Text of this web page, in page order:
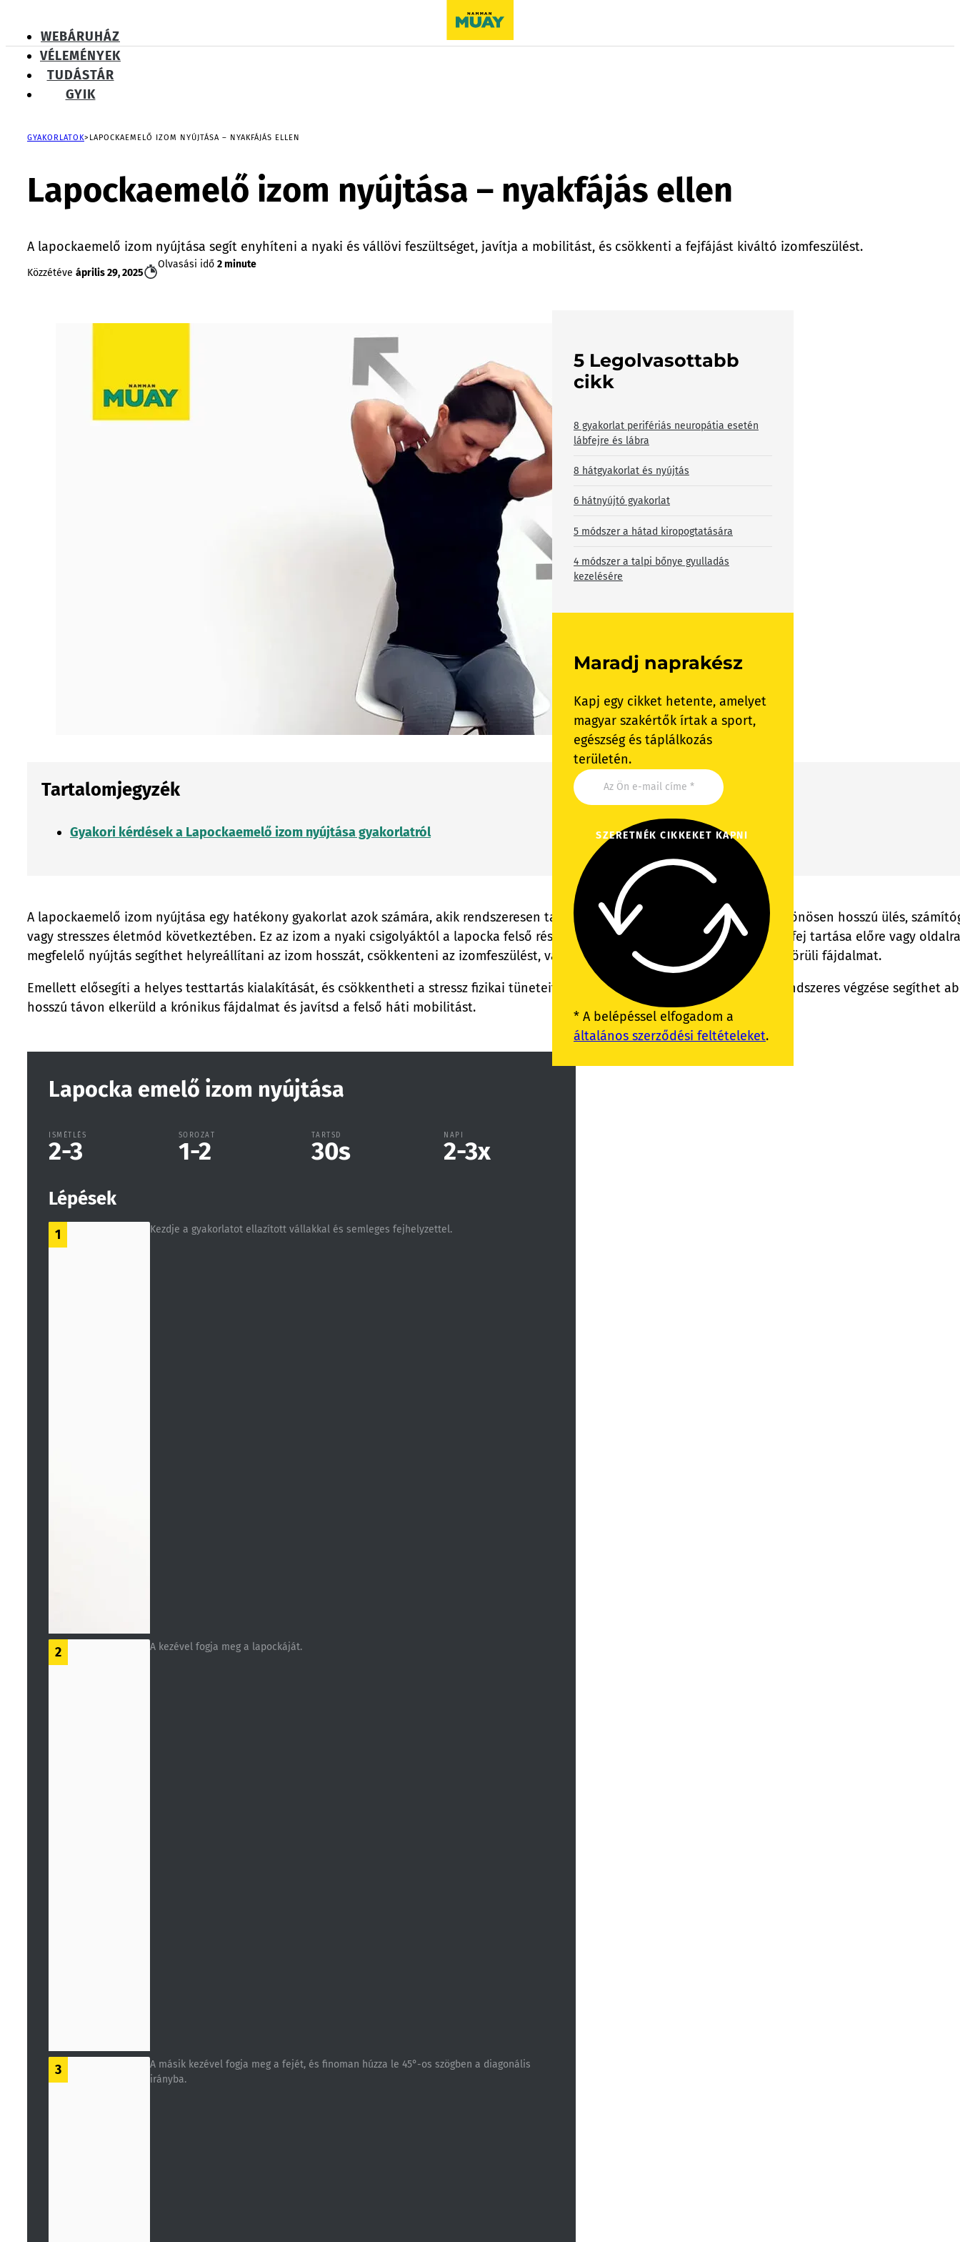
WEBÁRUHÁZ
VÉLEMÉNYEK
TUDÁSTÁR
GYIK
GYAKORLATOK LAPOCKAEMELŐ IZOM NYÚJTÁSA – NYAKFÁJÁS ELLEN
Lapockaemelő izom nyújtása – nyakfájás ellen
A lapockaemelő izom nyújtása segít enyhíteni a nyaki és vállövi feszültséget, javítja a mobilitást, és csökkenti a fejfájást kiváltó izomfeszülést.
Közzétéve április 29, 2025
Olvasási idő 2 minute
Tartalomjegyzék
Gyakori kérdések a Lapockaemelő izom nyújtása gyakorlatról
A lapockaemelő izom nyújtása egy hatékony gyakorlat azok számára, akik rendszeresen tapasztalnak nyak- vagy vállfájdalmat, különösen hosszú ülés,
vagy stresszes életmód következtében. Ez az izom a nyaki csigolyáktól a lapocka felső részéig húzódik, és gyakran megfeszül, ha a fej tartása előre vagy
megfelelő nyújtás segíthet helyreállítani az izom hosszát, csökkenteni az izomfeszülést, valamint enyhíteni a nyak, a váll és a fej körüli fájdalmat.
Emellett elősegíti a helyes testtartás kialakítását, és csökkentheti a stressz fizikai tüneteit is. Ennek az egyszerű gyakorlatnak a rendszeres végzése segíthet
hosszú távon elkerüld a krónikus fájdalmat és javítsd a felső háti mobilitást.
Lapocka emelő izom nyújtása
ISMÉTLÉS
2-3
SOROZAT
1-2
TARTSD
30s
NAPI
2-3x
Lépések
1 Kezdje a gyakorlatot ellazított vállakkal és semleges fejhelyzettel.
2 A kezével fogja meg a lapockáját.
3
A másik kezével fogja meg a fejét, és finoman húzza le 45°-os szögben a diagonális
irányba.
5 Legolvasottabb
cikk
8 gyakorlat perifériás neuropátia esetén
lábfejre és lábra
8 hátgyakorlat és nyújtás
6 hátnyújtó gyakorlat
5 módszer a hátad kiropogtatására
4 módszer a talpi bőnye gyulladás
kezelésére
Maradj naprakész
Kapj egy cikket hetente, amelyet
magyar szakértők írtak a sport,
egészség és táplálkozás
területén.
SZERETNÉK CIKKEKET KAPNI
* A belépéssel elfogadom a
általános szerződési feltételeket.